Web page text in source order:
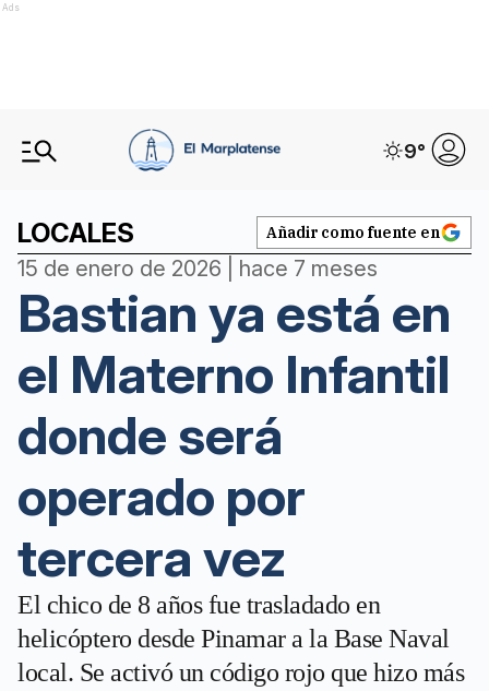
Ads
9°
LOCALES Añadir como fuente en
15 de enero de 2026 | hace 7 meses
Bastian ya está en
el Materno Infantil
donde será
operado por
tercera vez
El chico de 8 años fue trasladado en
helicóptero desde Pinamar a la Base Naval
local. Se activó un código rojo que hizo más